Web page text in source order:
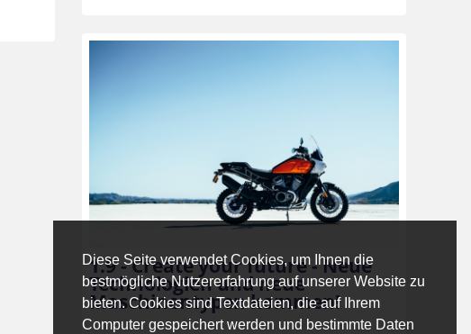
Diese Seite verwendet Cookies, um Ihnen die
bestmögliche Nutzererfahrung auf unserer Website zu
bieten. Cookies sind Textdateien, die auf Ihrem
Computer gespeichert werden und bestimmte Daten
1.9 - Create your future - Neue
Technologien und neue
Maschinentypen kommen!